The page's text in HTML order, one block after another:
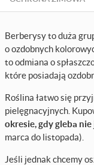
Berberysy to duża
o ozdobnych
to odmiana o
które posiadają
Roślina łatwo się
pielęgnacyjnych.
okresie, gdy gleba
marca do listopada).
Jeśli jednak chcemy